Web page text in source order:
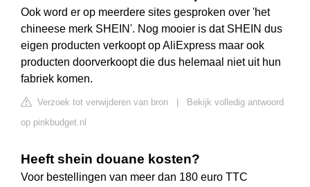
Ook word er op meerdere sites gesproken over 'het
chineese merk SHEIN'. Nog mooier is dat SHEIN dus
eigen producten verkoopt op AliExpress maar ook
producten doorverkoopt die dus helemaal niet uit hun
fabriek komen.
Verzoek tot verwijderen van bron
Bekijk volledig antwoord
op pinkbudget.nl
Heeft shein douane kosten?
Voor bestellingen van meer dan 180 euro TTC